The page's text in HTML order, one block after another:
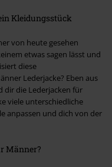
Kleidungsstück
von heute gesehen
etwas sagen lässt und
diese
Lederjacke? Eben aus
dir die Lederjacken für
viele unterschiedliche
anpassen und dich von der
Männer?